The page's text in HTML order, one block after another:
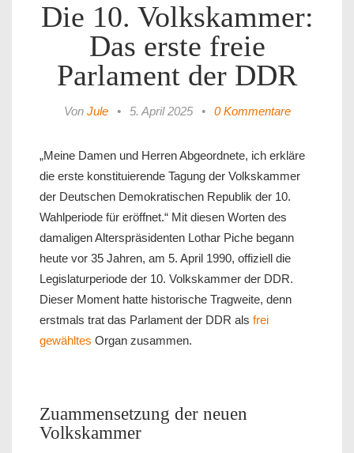
Die 10. Volkskammer:
Das erste freie
Parlament der DDR
Von Jule • 5. April 2025 • 0 Kommentare
„Meine Damen und Herren Abgeordnete, ich erkläre
die erste konstituierende Tagung der Volkskammer
der Deutschen Demokratischen Republik der 10.
Wahlperiode für eröffnet.“ Mit diesen Worten des
damaligen Alterspräsidenten Lothar Piche begann
heute vor 35 Jahren, am 5. April 1990, offiziell die
Legislaturperiode der 10. Volkskammer der DDR.
Dieser Moment hatte historische Tragweite, denn
erstmals trat das Parlament der DDR als frei
gewähltes Organ zusammen.
Zuammensetzung der neuen
Volkskammer